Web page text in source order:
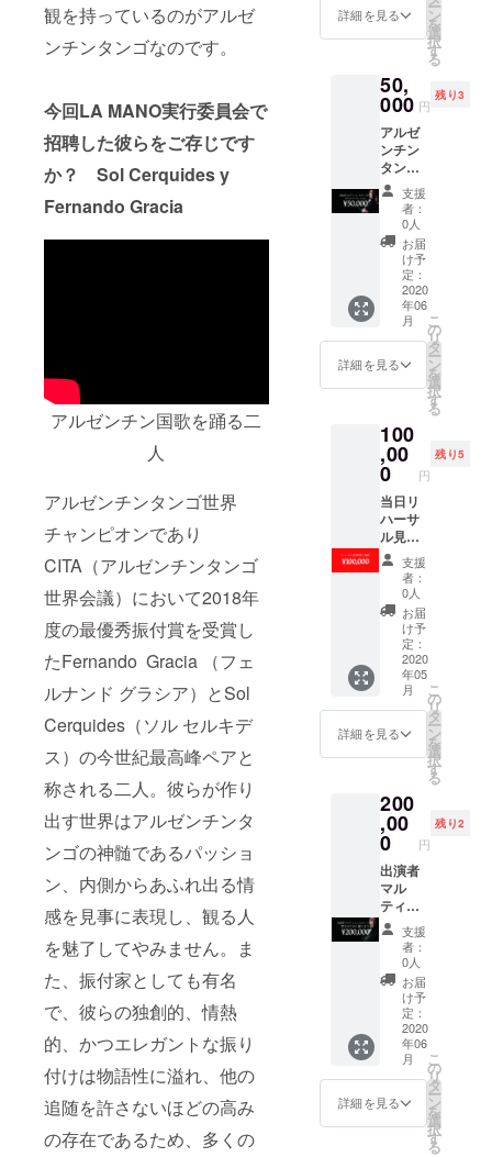
観を持っているのがアルゼ
ンチンタンゴなのです。
今回LA MANO実行委員会で
招聘した彼らをご存じです
か？ Sol Cerquides y
Fernando Gracia
アルゼンチン国歌を踊る二
人
アルゼンチンタンゴ世界
チャンピオンであり
CITA（アルゼンチンタンゴ
世界会議）において2018年
度の最優秀振付賞を受賞し
たFernando Gracia （フェ
ルナンド グラシア）とSol
Cerquides（ソル セルキデ
ス）の今世紀最高峰ペアと
称される二人。彼らが作り
出す世界はアルゼンチンタ
ンゴの神髄であるパッショ
ン、内側からあふれ出る情
感を見事に表現し、観る人
を魅了してやみません。ま
た、振付家としても有名
で、彼らの独創的、情熱
的、かつエレガントな振り
付けは物語性に溢れ、他の
追随を許さないほどの高み
の存在であるため、多くの
ます。
の公演
時間を
ご記入
くださ
い。 1
回目公
演
15:00
2回目公
演18:30
※こちら
のリ
ターン
を選択
された
方同
士、お
たい等
のご要
望がご
ざいま
したら
そちら
も合わ
せてご
記入く
ださ
い。 ※
会場ま
での交
通費、
滞在費
はご支
援者様
でご負
い申し
上げま
す。 LA
MANO
～華麗
なるア
ルゼン
チンタ
ンゴの
世界～
日時：5
月30日
（土）1
回目公
演15：
00 2回
目公演
18：30
「Tang
o
Argenti
Firulete
」で行
われる
Milonga
にご招
待！ソ
ル＆
フェル
ナンド
と同じ
テーブ
ル席を
ご用意
しま
す。お
人柄の
良いお
で楽し
い一瞬
をお楽
しみく
ださ
い。 ペ
アでの
ご来場
も可能
です。
日時：5
月31日
（日）
16：00
～20：
00（予
定） 会
場：
Firulete
札幌市
中央区
大通西
17丁
目 大
久保ビ
ル2Ｆ
アクセ
ス：地
下鉄
「大通
り西18
丁目
駅」4番
出口か
ら徒歩1
分
※Milong
詳細を見る ー
ン
を
選
択
す
る
50,
000 円
残り3
アルゼ
ンチン
タンゴ
スタジ
オ
「Tang
o
Argenti
no El
Firulete
」にて
公演出
演者マ
ルティ
ン・レ
スカー
プライ
ベート
レッス
ン6回チ
ケット
（4800
0円分）
をご提
供致し
ます。
レッス
ンスタ
ジオ：
Tango
Argenti
no El
Firulete
札幌市
中央区
大通西
目 大
久保ビ
ル2Ｆ
アクセ
ス：地
下鉄
「大通
り西18
丁目
駅」4番
出口か
ら徒歩1
レッス
ン有効
期限
2020年
6月～12
月 ※
レッス
支援
者：
0人
お届
け予
定：
2020
年06
月
詳細を見る
こ
の
リ
タ
ー
ン
を
選
択
す
る
100
,00
0 円
残り5
当日リ
ハーサ
ル見学
特別ご
招待。
間近で
出演者
全員の
舞台裏
が見ら
れる滅
多にな
いチャ
ンスで
す。 LA
MANO
なるア
ルゼン
チンタ
ンゴの
世界～
公演リ
ハーサ
ル時
間：
12：00
～14：
00（予
定：短
くなる
場合が
ござい
ます）
公演日
時：5月
30日
支援
者：
0人
お届
け予
定：
2020
年05
月
詳細を見る
こ
の
リ
タ
ー
ン
を
選
択
す
る
200
,00
0 円
残り2
出演者
マル
ティン
が貴方
のため
にアル
ゼンチ
ンタン
ゴを踊
りま
す！ シ
チュ
エー
ション
は自由
にお選
支援
者：
0人
お届
け予
定：
2020
年06
月
詳細を見る
こ
の
リ
タ
ー
ン
を
選
択
す
る